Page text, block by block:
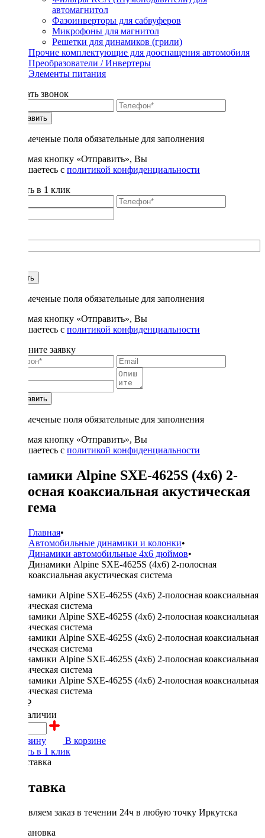
автомагнитол
Фазоинверторы для сабвуферов
Микрофоны для магнитол
Решетки для динамиков (грили)
Прочие комплектующие для дооснащения автомобиля
Преобразователи / Инвертеры
Элементы питания
Заказать звонок
Отправить
* - отмеченые поля обязательные для заполнения
Нажимая кнопку «Отправить», Вы
соглашаетесь с политикой конфиденциальности
Купить в 1 клик
Купить
* - отмеченые поля обязательные для заполнения
Нажимая кнопку «Отправить», Вы
соглашаетесь с политикой конфиденциальности
Заполните заявку
Отправить
* - отмеченые поля обязательные для заполнения
Нажимая кнопку «Отправить», Вы
соглашаетесь с политикой конфиденциальности
Динамики Alpine SXE-4625S (4x6) 2-
полосная коаксиальная акустическая
система
Главная•
Автомобильные динамики и колонки•
Динамики автомобильные 4x6 дюймов•
Динамики Alpine SXE-4625S (4x6) 2-полосная
коаксиальная акустическая система
5700 ₽
в наличии
В корзину
В корзине
Купить в 1 клик
Доставка
Доставляем заказ в течении 24ч в любую точку Иркутска